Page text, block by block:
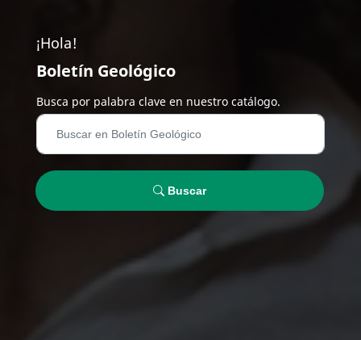
¡Hola!
Boletín Geológico
Busca por palabra clave en nuestro catálogo.
Buscar